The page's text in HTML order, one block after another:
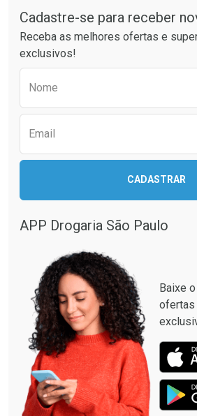
Laboratório
Comprar sem Desconto
Por Menos
Comprar sem Desconto
Por
Cadastre-se para receber
Receba as melhores ofertas e
exclusivos!
Nome
Email
CADASTRAR
APP Drogaria São Paulo
Baixe o
ofertas